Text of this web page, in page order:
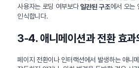
사용자는 로딩 여부보다일관된 구조에서 오는
인식합니다.
3-4. 애니메이션과 전환 효과
페이지 전환이나 인터랙션에서 발생하는 애니